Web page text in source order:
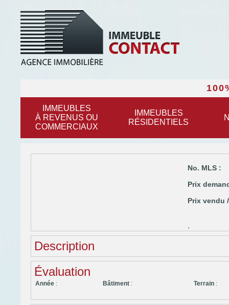
IMMEUBLES
À REVENUS OU
COMMERCIAUX
IMMEUBLES
RÉSIDENTIELS
No. MLS :
Prix
Prix vendu
Description
Évaluation
Année : Bâtiment : Terrain :